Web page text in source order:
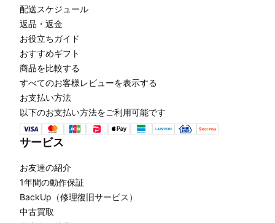
配送スケジュール
返品・返金
お役立ちガイド
おすすめギフト
商品を比較する
すべてのお客様レビューを表示する
お支払い方法
以下のお支払い方法をご利用可能です
サービス
お友達の紹介
1年間の動作保証
BackUp（修理復旧サービス）
中古買取